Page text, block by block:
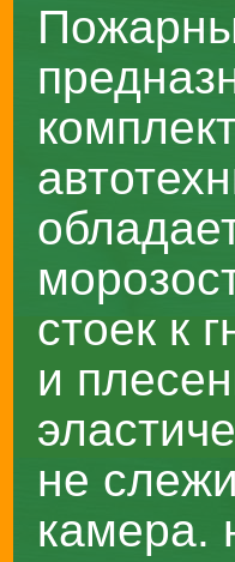
стоек к
и
не
камера.